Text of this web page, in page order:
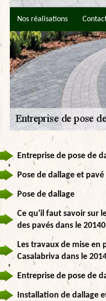
Nos réalisations
Entreprise de pose de
Pose de dallage et
Pose de dallage
Ce qu'il faut savoir sur
des pavés dans le
Les travaux de mise en
Casalabriva dans le
Entreprise de pose de
Installation de dallage